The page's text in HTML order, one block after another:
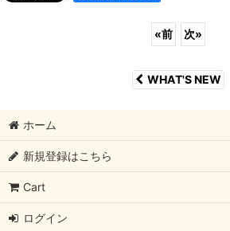
«前 次»
WHAT'S NEW
ホーム
新規登録はこちら
Cart
ログイン